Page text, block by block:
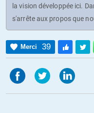
la vision développée ici.
s'arrête aux propos que
Merci 39